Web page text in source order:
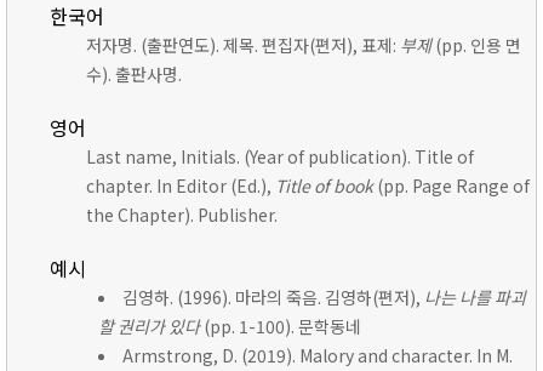
한국어
저자명. (출판연도). 제목. 편집자(편저), 표제: 부제(pp. 인용 면
수). 출판사명.
영어
Last name, Initials. (Year of publication). Title of
chapter. In Editor (Ed.), Title of book(pp. Page Range of
the Chapter). Publisher.
예시
김영하. (1996). 마라의 죽음. 김영하(편저), 나는 나를 파괴
할 권리가 있다(pp. 1-100). 문학동네
Armstrong, D. (2019). Malory and character. In M.